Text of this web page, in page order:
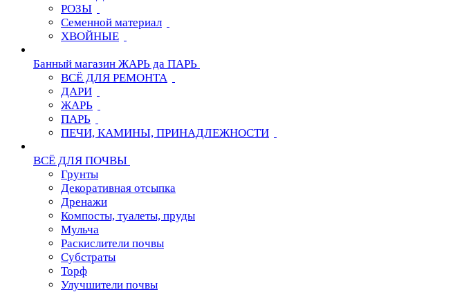
РОЗЫ
Семенной материал
ХВОЙНЫЕ
Банный магазин ЖАРЬ да ПАРЬ
ВСЁ ДЛЯ РЕМОНТА
ДАРИ
ЖАРЬ
ПАРЬ
ПЕЧИ, КАМИНЫ, ПРИНАДЛЕЖНОСТИ
ВСЁ ДЛЯ ПОЧВЫ
Грунты
Декоративная отсыпка
Дренажи
Компосты, туалеты, пруды
Мульча
Раскислители почвы
Субстраты
Торф
Улучшители почвы